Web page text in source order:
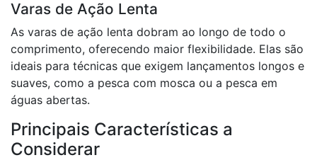
Varas de Ação Lenta
As varas de ação lenta dobram ao longo de todo o
comprimento, oferecendo maior flexibilidade. Elas são
ideais para técnicas que exigem lançamentos longos e
suaves, como a pesca com mosca ou a pesca em
águas abertas.
Principais Características a
Considerar